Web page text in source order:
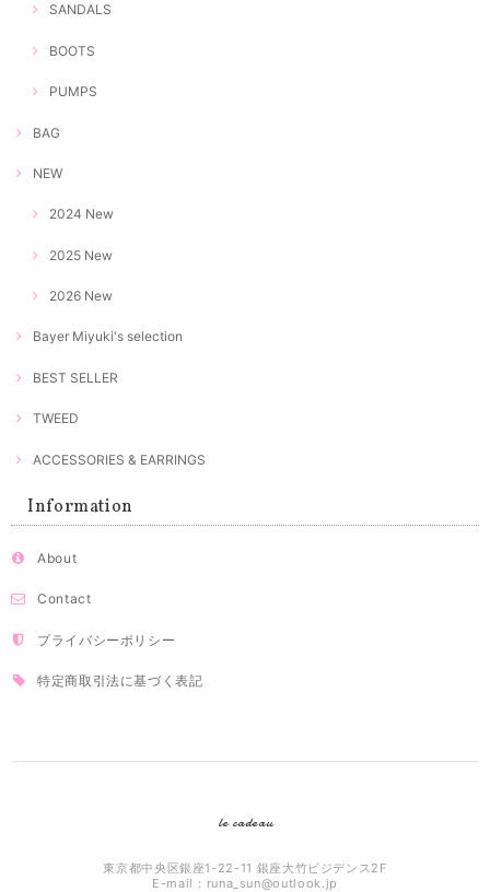
SANDALS
BOOTS
PUMPS
BAG
NEW
2024 New
2025 New
2026 New
Bayer Miyuki's selection
BEST SELLER
TWEED
ACCESSORIES & EARRINGS
Information
About
Contact
プライバシーポリシー
特定商取引法に基づく表記
le cadeau
東京都中央区銀座1-22-11 銀座大竹ビジデンス2F
E-mail： runa_sun@outlook.jp